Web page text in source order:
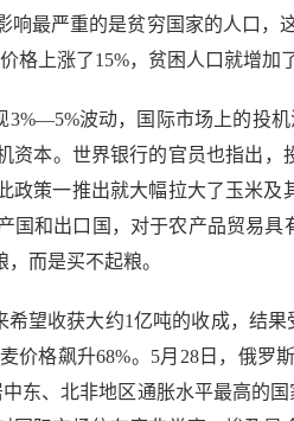
最严重的是贫穷国家的人口
格上涨了15%，贫困人口就增加
3%―5%波动，国际市场上的投
本。世界银行的官员也指出
政策一推出就大幅拉大了玉米
和出口国，对于农产品贸易具
而是买不起粮。
希望收获大约1亿吨的收成，结
价格飙升68%。5月28日，俄
东、北非地区通胀水平最高的